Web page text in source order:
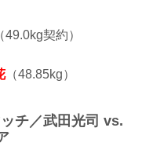
契約）
（48.85kg）
チ／武田光司 vs.